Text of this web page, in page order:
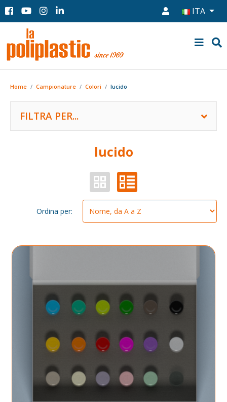
ITA
Home Campionature Colori lucido
FILTRA PER...
lucido
Ordina per: